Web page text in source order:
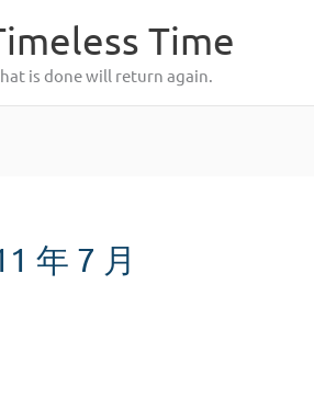
Time
is done will return again.
年 7 月